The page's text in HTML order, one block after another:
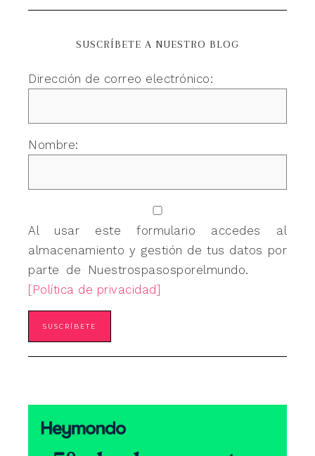
SUSCRÍBETE A NUESTRO BLOG
Dirección de correo electrónico:
Nombre:
Al usar este formulario accedes al
almacenamiento y gestión de tus datos por
parte de Nuestrospasosporelmundo.
[Política de privacidad]